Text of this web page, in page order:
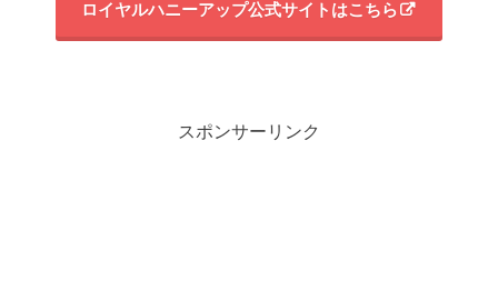
ロイヤルハニーアップ公式サイトはこちら
スポンサーリンク